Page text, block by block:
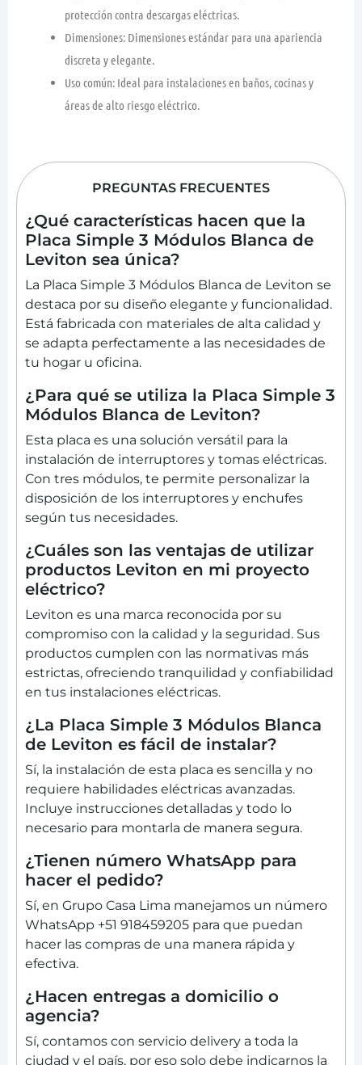
protección contra descargas eléctricas.
Dimensiones: Dimensiones estándar para una apariencia
discreta y elegante.
Uso común: Ideal para instalaciones en baños, cocinas y
áreas de alto riesgo eléctrico.
PREGUNTAS FRECUENTES
¿Qué características hacen que la
Placa Simple 3 Módulos Blanca de
Leviton sea única?
La Placa Simple 3 Módulos Blanca de Leviton se
destaca por su diseño elegante y funcionalidad.
Está fabricada con materiales de alta calidad y
se adapta perfectamente a las necesidades de
tu hogar u oficina.
¿Para qué se utiliza la Placa Simple 3
Módulos Blanca de Leviton?
Esta placa es una solución versátil para la
instalación de interruptores y tomas eléctricas.
Con tres módulos, te permite personalizar la
disposición de los interruptores y enchufes
según tus necesidades.
¿Cuáles son las ventajas de utilizar
productos Leviton en mi proyecto
eléctrico?
Leviton es una marca reconocida por su
compromiso con la calidad y la seguridad. Sus
productos cumplen con las normativas más
estrictas, ofreciendo tranquilidad y confiabilidad
en tus instalaciones eléctricas.
¿La Placa Simple 3 Módulos Blanca
de Leviton es fácil de instalar?
Sí, la instalación de esta placa es sencilla y no
requiere habilidades eléctricas avanzadas.
Incluye instrucciones detalladas y todo lo
necesario para montarla de manera segura.
¿Tienen número WhatsApp para
hacer el pedido?
Sí, en Grupo Casa Lima manejamos un número
WhatsApp +51 918459205 para que puedan
hacer las compras de una manera rápida y
efectiva.
¿Hacen entregas a domicilio o
agencia?
Sí, contamos con servicio delivery a toda la
ciudad y el país, por eso solo debe indicarnos la